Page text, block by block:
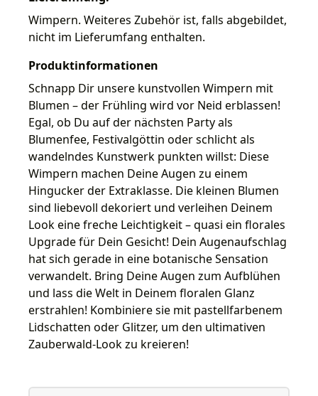
Wimpern. Weiteres Zubehör ist, falls abgebildet,
nicht im Lieferumfang enthalten.
Produktinformationen
Schnapp Dir unsere kunstvollen Wimpern mit
Blumen – der Frühling wird vor Neid erblassen!
Egal, ob Du auf der nächsten Party als
Blumenfee, Festivalgöttin oder schlicht als
wandelndes Kunstwerk punkten willst: Diese
Wimpern machen Deine Augen zu einem
Hingucker der Extraklasse. Die kleinen Blumen
sind liebevoll dekoriert und verleihen Deinem
Look eine freche Leichtigkeit – quasi ein florales
Upgrade für Dein Gesicht! Dein Augenaufschlag
hat sich gerade in eine botanische Sensation
verwandelt. Bring Deine Augen zum Aufblühen
und lass die Welt in Deinem floralen Glanz
erstrahlen! Kombiniere sie mit pastellfarbenem
Lidschatten oder Glitzer, um den ultimativen
Zauberwald-Look zu kreieren!